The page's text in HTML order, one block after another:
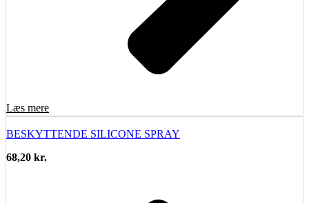
Læs mere
BESKYTTENDE SILICONE SPRAY
68,20 kr.